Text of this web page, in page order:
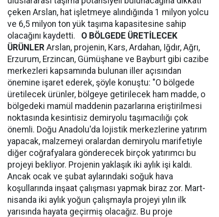
çeken Arslan, hat işletmeye alındığında 1 milyon yolcu
ve 6,5 milyon ton yük taşıma kapasitesine sahip
olacağını kaydetti. O BÖLGEDE ÜRETİLECEK
ÜRÜNLER Arslan, projenin, Kars, Ardahan, Iğdır, Ağrı,
Erzurum, Erzincan, Gümüşhane ve Bayburt gibi cazibe
merkezleri kapsamında bulunan iller açısından
önemine işaret ederek, şöyle konuştu: "O bölgede
üretilecek ürünler, bölgeye getirilecek ham madde, o
bölgedeki mamül maddenin pazarlarına eriştirilmesi
noktasında kesintisiz demiryolu taşımacılığı çok
önemli. Doğu Anadolu'da lojistik merkezlerine yatırım
yapacak, malzemeyi oralardan demiryolu marifetiyle
diğer coğrafyalara gönderecek birçok yatırımcı bu
projeyi bekliyor. Projenin yaklaşık iki aylık işi kaldı.
Ancak ocak ve şubat aylarındaki soğuk hava
koşullarında inşaat çalışması yapmak biraz zor. Mart-
nisanda iki aylık yoğun çalışmayla projeyi yılın ilk
yarısında hayata geçirmiş olacağız. Bu proje